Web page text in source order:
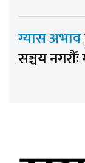
ग्यास अभाव
सञ्चय